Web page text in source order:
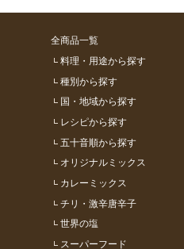
全商品一覧
料理・用途から探す
種別から探す
国・地域から探す
レシピから探す
五十音順から探す
オリジナルミックス
カレーミックス
チリ・激辛唐辛子
世界の塩
スーパーフード